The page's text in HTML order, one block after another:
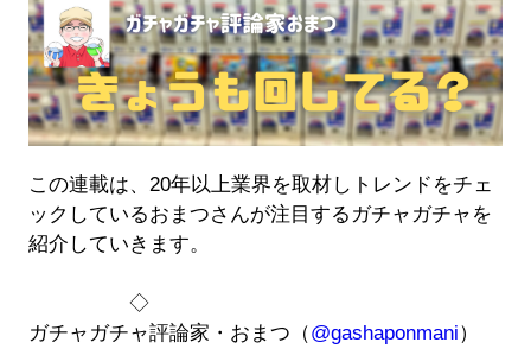
この連載は、20年以上業界を取材しトレンドをチェ
ックしているおまつさんが注目するガチャガチャを
紹介していきます。
◇
ガチャガチャ評論家・おまつ（@gashaponmani）